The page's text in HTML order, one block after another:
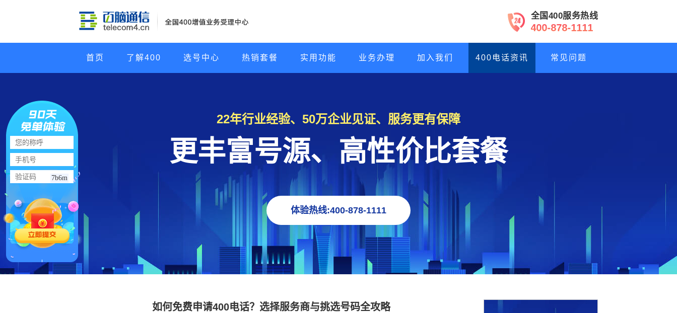
全国400服务热线
400-878-1111
首页 了解400 选号中心 热销套餐 实用功能 业务办理 加入我们 400电话资讯 常见问题
22年行业经验、50万企业见证、服务更有保障
更丰富号源、高性价比套餐
体验热线:400-878-1111
如何免费申请400电话？选择服务商与挑选号码全攻略
7b6m